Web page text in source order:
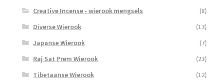
Creative Incense - wierook mengsels
(8)
Diverse Wierook
(13)
Japanse Wierook
(7)
Raj Sat Prem Wierook
(23)
Tibetaanse Wierook
(12)